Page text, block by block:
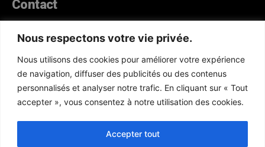
Nous respectons votre vie privée.
Nous utilisons des cookies pour améliorer votre expérience
de navigation, diffuser des publicités ou des contenus
personnalisés et analyser notre trafic. En cliquant sur « Tout
accepter », vous consentez à notre utilisation des cookies.
Accepter tout
Contact
Téléphone :(+221) 70 330 86 87‬
WhatsApp : (+33) 6 52 17 85 46
E-mail : redaction@atlanticactu.com
E-mail : commercial@atlanticactu.com
Nous écrire Qui sommes-nous ?